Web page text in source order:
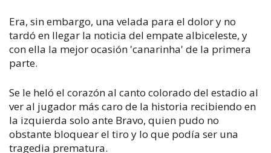
Era, sin embargo, una velada para el dolor y no
tardó en llegar la noticia del empate albiceleste, y
con ella la mejor ocasión 'canarinha' de la primera
parte.
Se le heló el corazón al canto colorado del estadio al
ver al jugador más caro de la historia recibiendo en
la izquierda solo ante Bravo, quien pudo no
obstante bloquear el tiro y lo que podía ser una
tragedia prematura.